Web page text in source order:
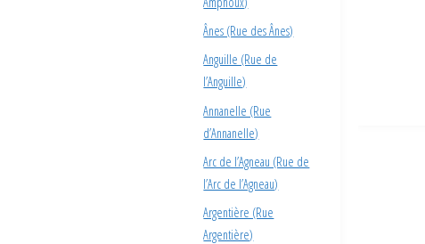
Ânes (Rue des Ânes)
Anguille (Rue de
l’Anguille)
Annanelle (Rue
d’Annanelle)
Arc de l’Agneau (Rue de
l’Arc de l’Agneau)
Argentière (Rue
Argentière)